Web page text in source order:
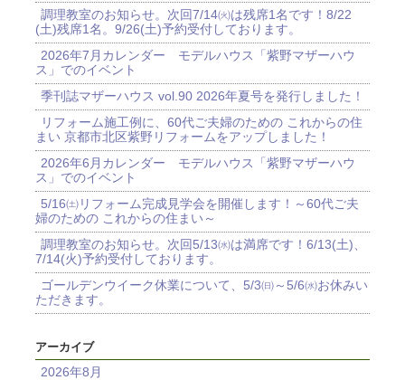
調理教室のお知らせ。次回7/14㈫は残席1名です！8/22
(土)残席1名。9/26(土)予約受付しております。
2026年7月カレンダー モデルハウス「紫野マザーハウ
ス」でのイベント
季刊誌マザーハウス vol.90 2026年夏号を発行しました！
リフォーム施工例に、60代ご夫婦のための これからの住
まい 京都市北区紫野リフォームをアップしました！
2026年6月カレンダー モデルハウス「紫野マザーハウ
ス」でのイベント
5/16㈯リフォーム完成見学会を開催します！～60代ご夫
婦のための これからの住まい～
調理教室のお知らせ。次回5/13㈬は満席です！6/13(土)、
7/14(火)予約受付しております。
ゴールデンウイーク休業について、5/3㈰～5/6㈬お休みい
ただきます。
アーカイブ
2026年8月